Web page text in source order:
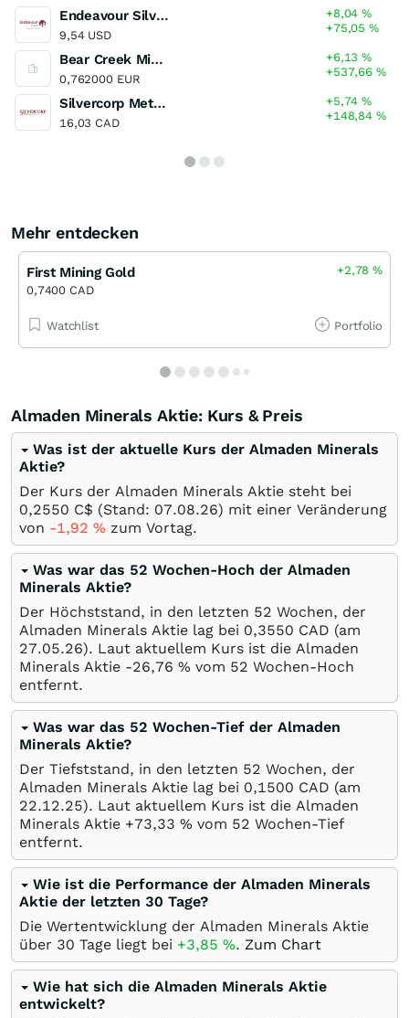
Endeavour Silver
9,54 USD
+8,04%
+75,05%
Bear Creek Mining
0,762000 EUR
+6,13%
+537,66 %
Silvercorp Metals
16,03 CAD
+5,74%
+148,84 %
Mehr entdecken
First Mining Gold
0,7400 CAD
+2,78%
Watchlist Portfolio
Almaden Minerals Aktie: Kurs & Preis
Was ist der aktuelle Kurs der Almaden Minerals
Aktie?
Der Kurs der Almaden Minerals Aktie steht bei
0,2550 C$ (Stand: 07.08.26) mit einer Veränderung
von -1,92 % zum Vortag.
Was war das 52 Wochen-Hoch der Almaden
Minerals Aktie?
Der Höchststand, in den letzten 52 Wochen, der
Almaden Minerals Aktie lag bei 0,3550 CAD (am
27.05.26). Laut aktuellem Kurs ist die Almaden
Minerals Aktie -26,76 % vom 52 Wochen-Hoch
entfernt.
Was war das 52 Wochen-Tief der Almaden
Minerals Aktie?
Der Tiefststand, in den letzten 52 Wochen, der
Almaden Minerals Aktie lag bei 0,1500 CAD (am
22.12.25). Laut aktuellem Kurs ist die Almaden
Minerals Aktie +73,33 % vom 52 Wochen-Tief
entfernt.
Wie ist die Performance der Almaden Minerals
Aktie der letzten 30 Tage?
Die Wertentwicklung der Almaden Minerals Aktie
über 30 Tage liegt bei +3,85 %. Zum Chart
Wie hat sich die Almaden Minerals Aktie
entwickelt?